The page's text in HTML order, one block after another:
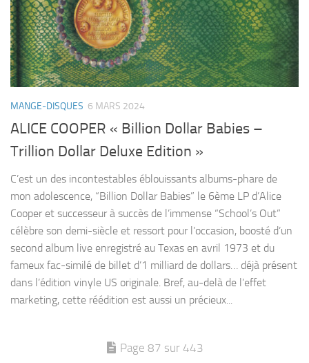
MANGE-DISQUES 6 MARS 2024
ALICE COOPER « Billion Dollar Babies –
Trillion Dollar Deluxe Edition »
C’est un des incontestables éblouissants albums-phare de
mon adolescence, “Billion Dollar Babies” le 6ème LP d’Alice
Cooper et successeur à succès de l’immense “School’s Out”
célèbre son demi-siècle et ressort pour l’occasion, boosté d’un
second album live enregistré au Texas en avril 1973 et du
fameux fac-similé de billet d’1 milliard de dollars… déjà présent
dans l’édition vinyle US originale. Bref, au-delà de l’effet
marketing, cette réédition est aussi un précieux...
Page 87 sur 443